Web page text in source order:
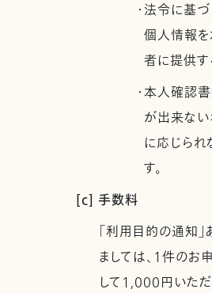
・法令に基
個人情報
者に提供す
・本人確認
が出来な
に応じら
す。
[c] 手数料
「利用目的の通知」
ましては、1件のお
して1,000円いた